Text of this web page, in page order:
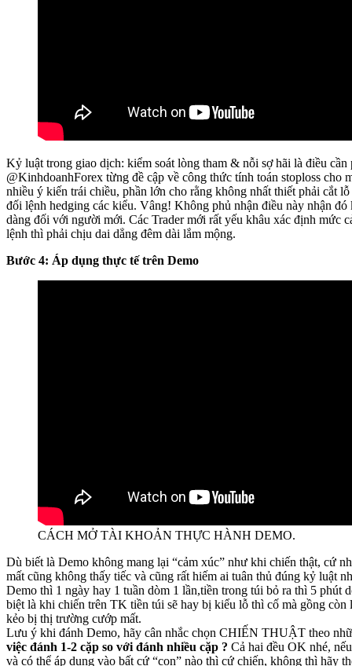
Kỷ luật trong giao dịch: kiểm soát lòng tham & nỗi sợ hãi là điều cần
@KinhdoanhForex từng đề cập về công thức tính toán stoploss cho
nhiều ý kiến trái chiều, phần lớn cho rằng không nhất thiết phải cắt
đối lệnh hedging các kiểu. Vâng! Không phủ nhận điều này nhận đó
dàng đối với người mới. Các Trader mới rất yếu khâu xác định mức
lệnh thì phải chịu dai dẳng đêm dài lắm mộng.
Bước 4: Áp dụng thực tế trên Demo
CÁCH MỞ TÀI KHOẢN THỰC HÀNH DEMO.
Dù biết là Demo không mang lại “cảm xúc” như khi chiến thật, cứ
mất cũng không thấy tiếc và cũng rất hiếm ai tuân thủ đúng kỷ luật
Demo thì 1 ngày hay 1 tuần dòm 1 lần,tiền trong túi bỏ ra thì 5 phút
biệt là khi chiến trên TK tiền túi sẽ hay bị kiểu lỗ thì cố mà gồng
kẻo bị thị trường cướp mất.
Lưu ý khi đánh Demo, hãy cân nhắc chọn CHIẾN THUẬT theo
việc đánh 1-2 cặp so với đánh nhiều cặp ? Cả hai đều OK nhé,
và có thể áp dụng vào bất cứ “con” nào thì cứ chiến, không thì hãy